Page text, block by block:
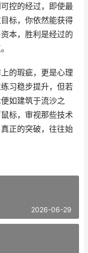
控的经过，即使最
标，你依然能获得
本，胜利是经过的
的瑕疵，更是心理
习稳步提升，但若
如建筑于流沙之
标，审视那些技术
正的突破，往往始
2026-06-29